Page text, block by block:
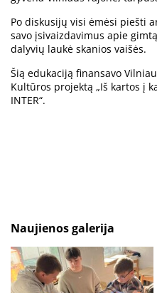
Po diskusijų visi ėmėsi piešti
savo įsivaizdavimus apie
dalyvių laukė skanios vaišės.
Šią edukaciją finansavo
Kultūros projektą „Iš kartos į
INTER“.
Naujienos galerija